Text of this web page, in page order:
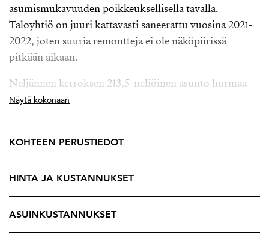
asumismukavuuden poikkeuksellisella tavalla.
Taloyhtiö on juuri kattavasti saneerattu vuosina 2021-
2022, joten suuria remontteja ei ole näköpiirissä
pitkään aikaan.
Neljännen kerroksen 213,5-neliöinen asunto hurmaa
heti sisään astuttaessa. Korkeat huoneet, upeat
tunnelman. Laadukkaasti toteutettu kokonaisuus ja
harmoniset, neutraalit sävyt tekevät asunnosta
ajattoman ja helposti lähestyttävän monen makuun.
Näytä kokonaan
KOHTEEN PERUSTIEDOT
HINTA JA KUSTANNUKSET
ASUINKUSTANNUKSET